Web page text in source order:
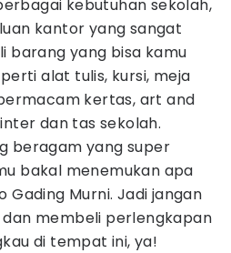
kebutuhan sekolah,
kantor yang sangat
barang yang bisa kamu
alat tulis, kursi, meja
kertas, art and
dan tas sekolah.
beragam yang super
bakal menemukan apa
Gading Murni. Jadi jangan
membeli perlengkapan
di tempat ini, ya!